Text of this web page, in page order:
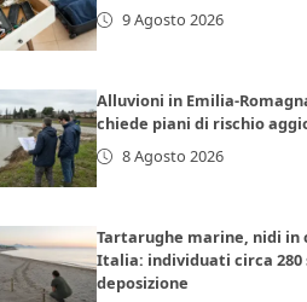
9 Agosto 2026
Alluvioni in Emilia-
chiede piani di rischio
8 Agosto 2026
Tartarughe marine, nidi in
Italia: individuati circa 280
deposizione